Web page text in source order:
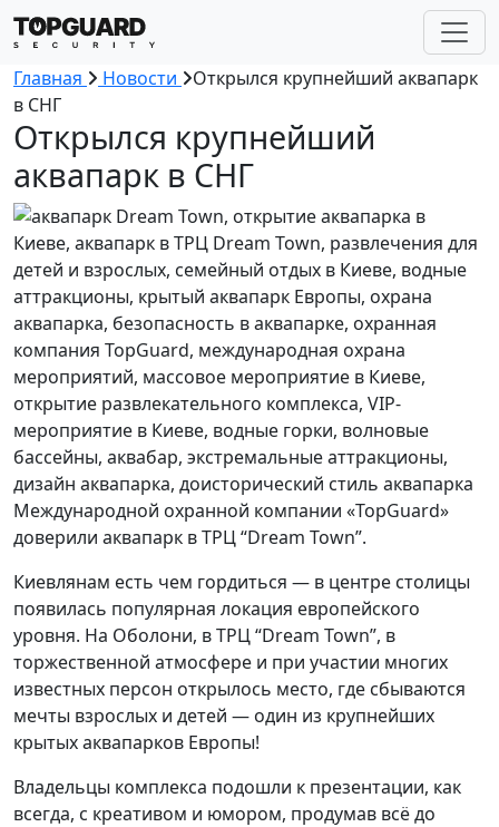
Главная Новости
Открылся крупнейший аквапарк
в СНГ
Открылся крупнейший
аквапарк в СНГ
Международной охранной компании «TopGuard»
доверили аквапарк в ТРЦ “Dream Town”.
Киевлянам есть чем гордиться — в центре столицы
появилась популярная локация европейского
уровня. На Оболони, в ТРЦ “Dream Town”, в
торжественной атмосфере и при участии многих
известных персон открылось место, где сбываются
мечты взрослых и детей — один из крупнейших
крытых аквапарков Европы!
Владельцы комплекса подошли к презентации, как
всегда, с креативом и юмором, продумав всё до